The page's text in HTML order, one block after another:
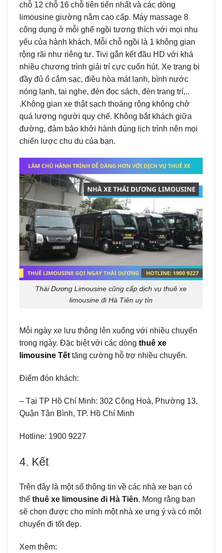
chỗ 12 chỗ 16 chỗ tiên tiến nhất và các dòng
limousine giường nằm cao cấp. Máy massage 8
công dụng ở mỗi ghế ngồi tương thích với mọi nhu
yếu của hành khách. Mỗi chỗ ngồi là 1 không gian
rộng rãi như riêng tư. Tivi gắn kết đầu HD với khá
nhiều chương trình giải trí cực cuốn hút. Xe trang bị
đầy đủ ổ cắm sạc, điều hòa mát lạnh, bình nước
nóng lạnh, tai nghe, đèn đọc sách, đèn trang trí,..
.Không gian xe thật sạch thoáng rộng không chở
quá lượng người quy chế. Không bắt khách giữa
đường, đảm bảo khởi hành đúng lịch trình nên mọi
chiến lược chu du của bạn.
Thái Dương Limousine cũng cấp dịch vụ thuê xe
limousine đi Hà Tiên uy tín
Mỗi ngày xe lưu thông lên xuống với nhiều chuyến
trong ngày. Đặc biệt với các dòng thuê xe
limousine Tếttăng cường hỗ trợ nhiều chuyến.
Điểm đón khách:
– Tại TP Hồ Chí Minh: 302 Cộng Hoà, Phường 13,
Quận Tân Bình, TP. Hồ Chí Minh
Hotline: 1900 9227
4. Kết
Trên đây là một số thông tin về các nhà xe bạn có
thể thuê xe limousine đi Hà Tiên. Mong rằng bạn
sẽ chọn được cho mình một nhà xe ưng ý và có một
chuyến đi tốt đẹp.
Xem thêm: